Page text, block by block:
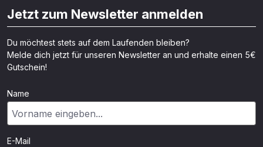
Jetzt zum Newsletter anmelden
Du möchtest stets auf dem Laufenden bleiben?
Melde dich jetzt für unseren Newsletter an und erhalte einen 5€
Gutschein!
Name
E-Mail